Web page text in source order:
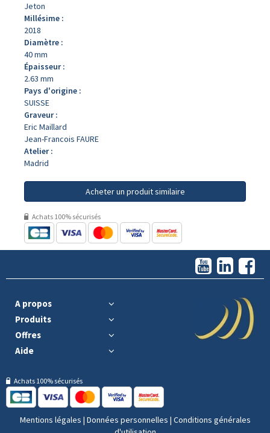
Jeton
Millésime :
2018
Diamètre :
40 mm
Épaisseur :
2.63 mm
Pays d'origine :
SUISSE
Graveur :
Eric Maillard
Jean-Francois FAURE
Atelier :
Madrid
Acheter un produit similaire
Achats 100% sécurisés
A propos
Produits
Offres
Aide
Achats 100% sécurisés
Mentions légales | Données personnelles | Conditions générales